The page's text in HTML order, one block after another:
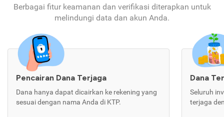
Berbagai fitur keamanan dan verifikasi diterapkan untuk
melindungi data dan akun Anda.
Pencairan Dana Terjaga
Dana hanya dapat dicairkan ke rekening yang
sesuai dengan nama Anda di KTP.
Dana
Seluruh
terjaga